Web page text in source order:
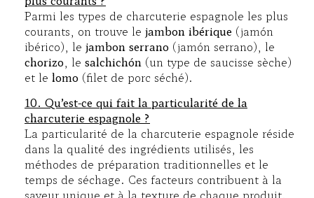
Parmi les types de charcuterie espagnole les plus
courants, on trouve le jambon ibérique (jamón
ibérico), le jambon serrano (jamón serrano), le
chorizo , le salchichón (un type de saucisse sèche)
et le lomo (filet de porc séché).
10. Qu’est-ce qui fait la particularité de la
charcuterie espagnole ?
La particularité de la charcuterie espagnole réside
dans la qualité des ingrédients utilisés, les
méthodes de préparation traditionnelles et le
temps de séchage. Ces facteurs contribuent à la
saveur unique et à la texture de chaque produit.